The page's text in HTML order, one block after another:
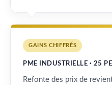
GAINS CHIFFRÉS
PME INDUSTRIELLE · 25
Refonte des prix de